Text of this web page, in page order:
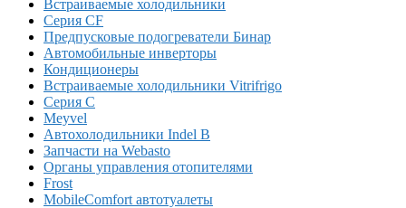
Встраиваемые холодильники
Серия CF
Предпусковые подогреватели Бинар
Автомобильные инверторы
Кондиционеры
Встраиваемые холодильники Vitrifrigo
Серия C
Meyvel
Автохолодильники Indel B
Запчасти на Webasto
Органы управления отопителями
Frost
MobileComfort автотуалеты